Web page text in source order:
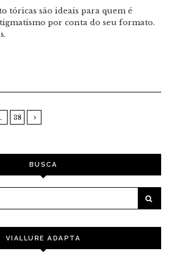
tóricas são ideais para quem é
por conta do seu formato.
38
BUSCA
VIALLURE ADAPTA